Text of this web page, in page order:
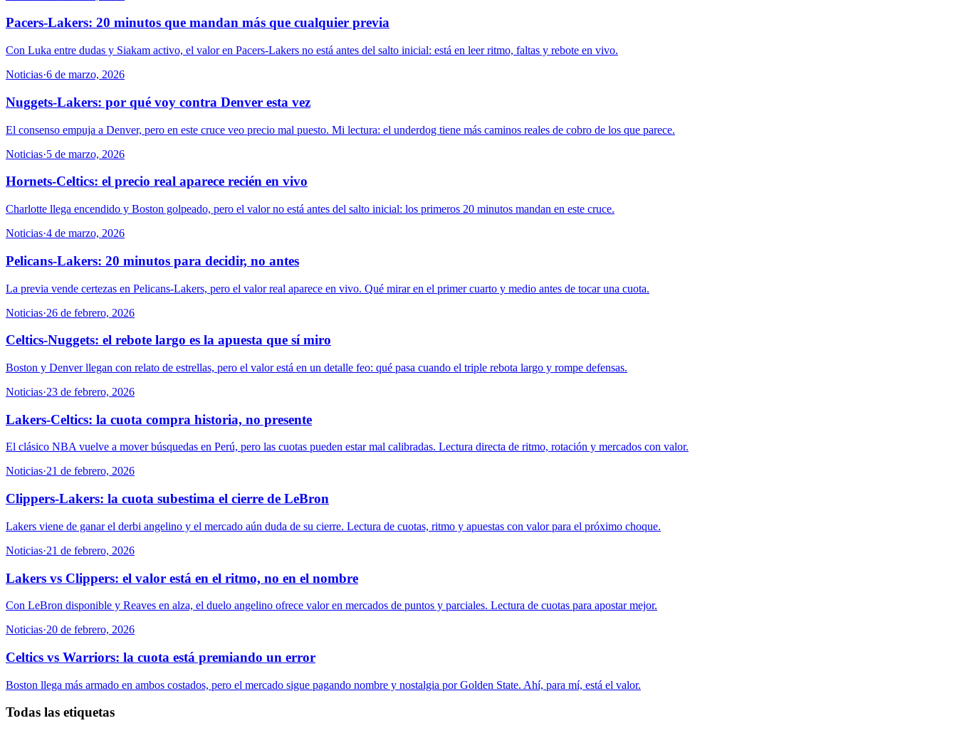
Pacers-Lakers: 20 minutos que mandan más que cualquier previa
Con Luka entre dudas y Siakam activo, el valor en Pacers-Lakers no está antes del salto inicial: está en leer ritmo, faltas y rebote en vivo.
Noticias·6 de marzo, 2026
Nuggets-Lakers: por qué voy contra Denver esta vez
El consenso empuja a Denver, pero en este cruce veo precio mal puesto. Mi lectura: el underdog tiene más caminos reales de cobro de los que parece.
Noticias·5 de marzo, 2026
Hornets-Celtics: el precio real aparece recién en vivo
Charlotte llega encendido y Boston golpeado, pero el valor no está antes del salto inicial: los primeros 20 minutos mandan en este cruce.
Noticias·4 de marzo, 2026
Pelicans-Lakers: 20 minutos para decidir, no antes
La previa vende certezas en Pelicans-Lakers, pero el valor real aparece en vivo. Qué mirar en el primer cuarto y medio antes de tocar una cuota.
Noticias·26 de febrero, 2026
Celtics-Nuggets: el rebote largo es la apuesta que sí miro
Boston y Denver llegan con relato de estrellas, pero el valor está en un detalle feo: qué pasa cuando el triple rebota largo y rompe defensas.
Noticias·23 de febrero, 2026
Lakers-Celtics: la cuota compra historia, no presente
El clásico NBA vuelve a mover búsquedas en Perú, pero las cuotas pueden estar mal calibradas. Lectura directa de ritmo, rotación y mercados con valor.
Noticias·21 de febrero, 2026
Clippers-Lakers: la cuota subestima el cierre de LeBron
Lakers viene de ganar el derbi angelino y el mercado aún duda de su cierre. Lectura de cuotas, ritmo y apuestas con valor para el próximo choque.
Noticias·21 de febrero, 2026
Lakers vs Clippers: el valor está en el ritmo, no en el nombre
Con LeBron disponible y Reaves en alza, el duelo angelino ofrece valor en mercados de puntos y parciales. Lectura de cuotas para apostar mejor.
Noticias·20 de febrero, 2026
Celtics vs Warriors: la cuota está premiando un error
Boston llega más armado en ambos costados, pero el mercado sigue pagando nombre y nostalgia por Golden State. Ahí, para mí, está el valor.
Todas las etiquetas